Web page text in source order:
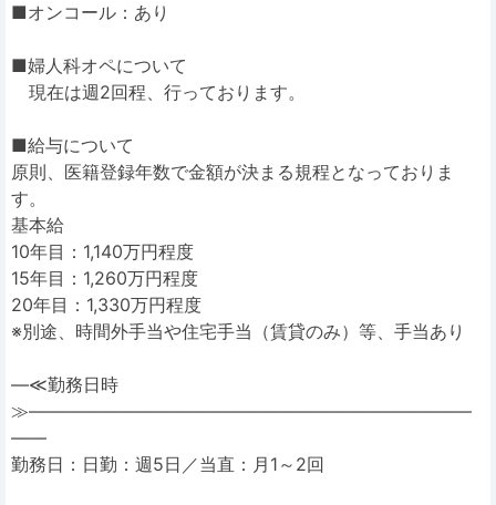
■オンコール：あり
■婦人科オペについて
現在は週2回程、行っております。
■給与について
原則、医籍登録年数で金額が決まる規程となっておりま
す。
基本給
10年目：1,140万円程度
15年目：1,260万円程度
20年目：1,330万円程度
※別途、時間外手当や住宅手当（賃貸のみ）等、手当あり
―≪勤務日時
≫―――――――――――――――――――――――――
――
勤務日：日勤：週5日／当直：月1～2回